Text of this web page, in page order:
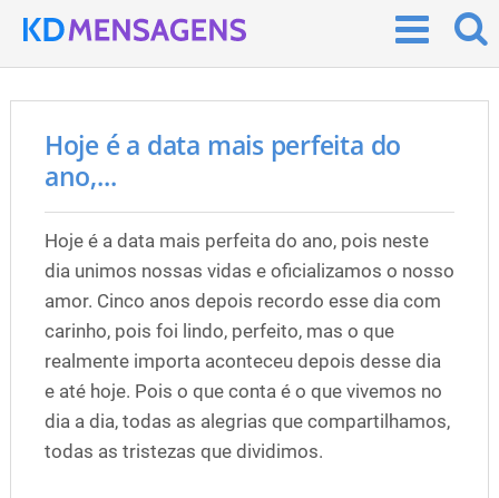
Hoje é a data mais perfeita do
ano,...
Hoje é a data mais perfeita do ano, pois neste
dia unimos nossas vidas e oficializamos o nosso
amor. Cinco anos depois recordo esse dia com
carinho, pois foi lindo, perfeito, mas o que
realmente importa aconteceu depois desse dia
e até hoje. Pois o que conta é o que vivemos no
dia a dia, todas as alegrias que compartilhamos,
todas as tristezas que dividimos.